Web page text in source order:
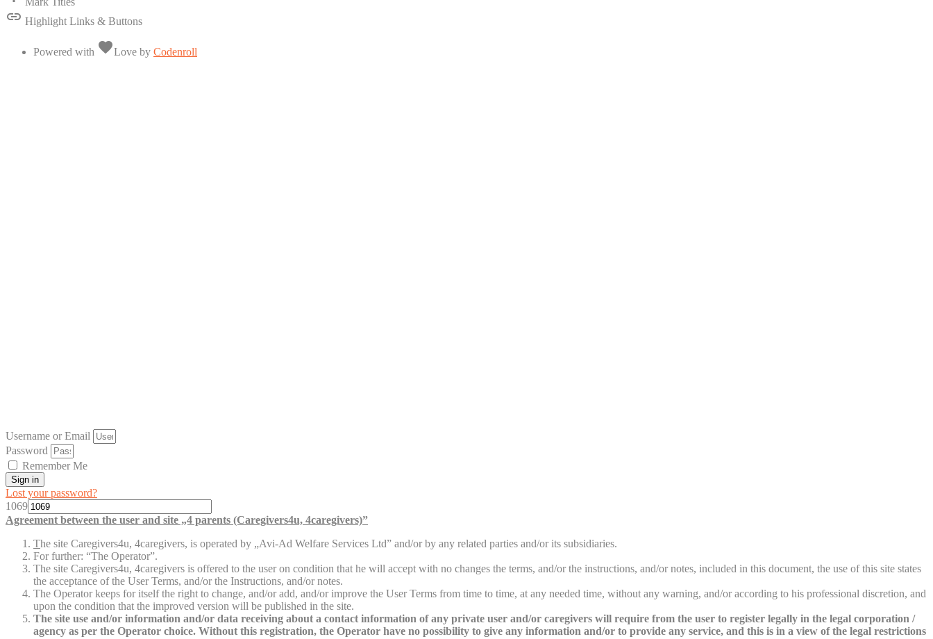
link Highlight Links & Buttons
Powered with favoriteLove by Codenroll
Username or Email
Password
Remember Me
Sign in
Lost your password?
1069
Agreement between the user and site „4 parents (Caregivers4u, 4caregivers)”
The site Caregivers4u, 4caregivers, is operated by „Avi-Ad Welfare Services Ltd” and/or by any related parties and/or its subsidiaries.
For further: “The Operator”.
The site Caregivers4u, 4caregivers is offered to the user on condition that he will accept with no changes the terms, and/or the instructions, and/or notes, included in this document, the use of this site states
the acceptance of the User Terms, and/or the Instructions, and/or notes.
The Operator keeps for itself the right to change, and/or add, and/or improve the User Terms from time to time, at any needed time, without any warning, and/or according to his professional discretion, and
upon the condition that the improved version will be published in the site.
The site use and/or information and/or data receiving about a contact information of any private user and/or caregivers will require from the user to register legally in the legal corporation /
agency as per the Operator choice. Without this registration, the Operator have no possibility to give any information and/or to provide any service, and this is in a view of the legal restrictions